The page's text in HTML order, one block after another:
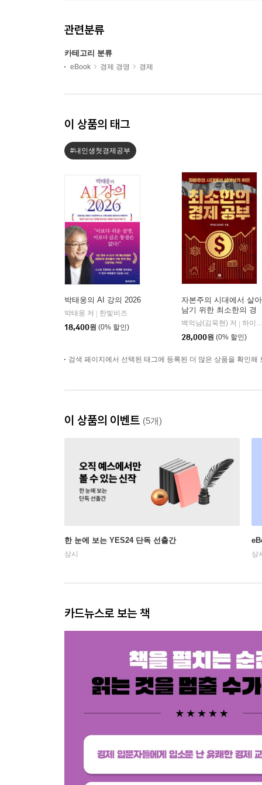
관련분류
카테고리 분류
eBook 경제 경영 경제
이 상품의 태그
#내인생첫경제공부
박태웅의 AI 강의 2026
박태웅 저 | 한빛비즈
18,400원 (0% 할인)
자본주의 시대에서 살아
남기 위한 최소한의 경
제 공부
백억남(김욱현) 저 | 하이스트
28,000원 (0% 할인)
검색 페이지에서 선택된 태그에 등록된 더 많은 상품을 확인해
이 상품의 이벤트 (5개)
한 눈에 보는 YES24 단독 선출간
상시 상
카드뉴스로 보는 책